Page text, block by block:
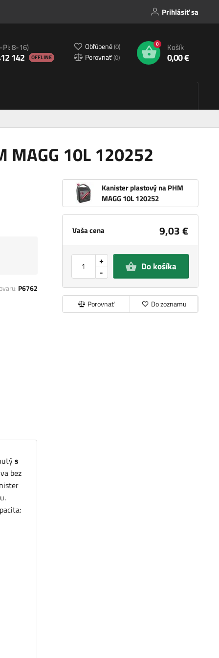
Prihlásiť sa
Pi: 8-16)
142 OFFLINE
Obľúbené(0)
Porovnať(0)
0 Košík
0,00 €
MAGG 10L 120252
Kanister plastový na PHM
MAGG 10L 120252
Vaša cena 9,03 €
-
+ Do košíka
Porovnať Do zoznamu
P6762
s
bez